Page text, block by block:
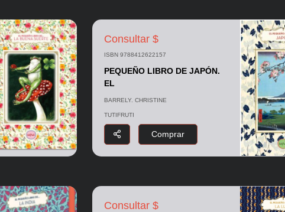
Consultar $
ISBN 9788412622157
PEQUEÑO LIBRO DE JAPÓN.
EL
BARRELY. CHRISTINE
TUTIFRUTI
Comprar
Consultar $